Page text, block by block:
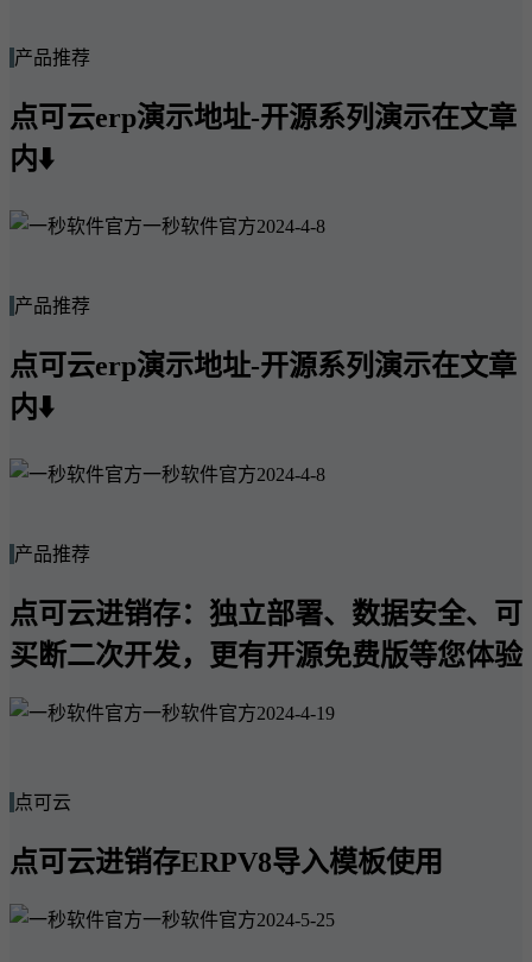
产品推荐
点可云erp演示地址-开源系列演示在文章
内⬇️
一秒软件官方2024-4-8
产品推荐
点可云erp演示地址-开源系列演示在文章
内⬇️
一秒软件官方2024-4-8
产品推荐
点可云进销存：独立部署、数据安全、可
买断二次开发，更有开源免费版等您体验
一秒软件官方2024-4-19
点可云
点可云进销存ERPV8导入模板使用
一秒软件官方2024-5-25